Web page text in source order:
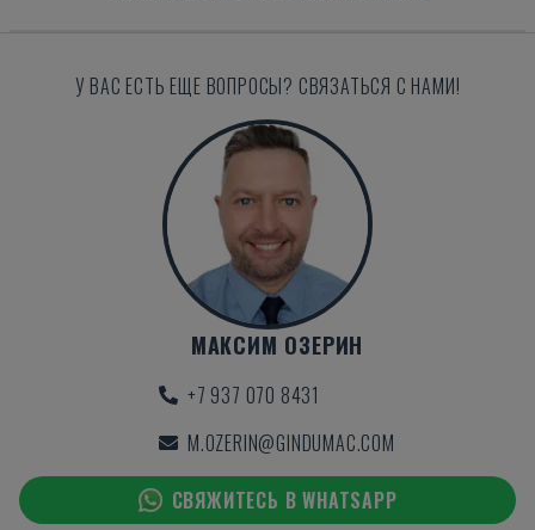
У ВАС ЕСТЬ ЕЩЕ ВОПРОСЫ? СВЯЗАТЬСЯ С НАМИ!
МАКСИМ ОЗЕРИН
+7 937 070 8431
M.OZERIN@GINDUMAC.COM
СВЯЖИТЕСЬ В WHATSAPP